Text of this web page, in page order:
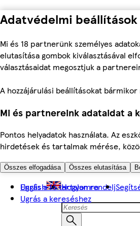
Adatvédelmi beállítások
Mi és 18 partnerünk személyes
elutasítása gombok kiválasztásával
választásaidat megosztjuk a
A hozzájárulási beállításokat
Mi és partnereink adataidat a
Pontos helyadatok használata. Az
hirdetések és tartalmak mérése,
Összes elfogadása Összes elutasítása
Ugrás a fő tartalomra
Ugrás a kereséshez
English Hogyan rendelj